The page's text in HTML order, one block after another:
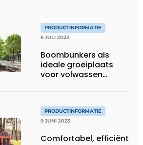
PRODUCTINFORMATIE
6 JULI 2023
Boombunkers als
ideale groeiplaats
voor volwassen
PRODUCTINFORMATIE
9 JUNI 2023
Comfortabel, efficiënt